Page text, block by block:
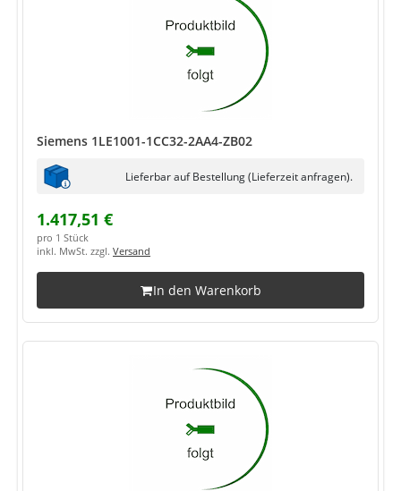
Siemens 1LE1001-1CC32-2AA4-ZB02
Lieferbar auf Bestellung (Lieferzeit anfragen).
1.417,51 €
pro 1 Stück
inkl. MwSt. zzgl. Versand
In den Warenkorb